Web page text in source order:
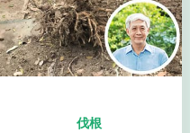
伐根